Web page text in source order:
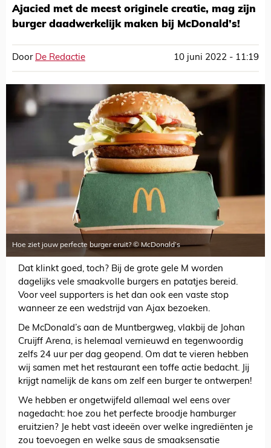
Ajacied met de meest originele creatie, mag zijn
burger daadwerkelijk maken bij McDonald’s!
Door De Redactie 10 juni 2022 - 11:19
Hoe ziet jouw perfecte burger eruit? © McDonald’s
Dat klinkt goed, toch? Bij de grote gele M worden
dagelijks vele smaakvolle burgers en patatjes bereid.
Voor veel supporters is het dan ook een vaste stop
wanneer ze een wedstrijd van Ajax bezoeken.
De McDonald’s aan de Muntbergweg, vlakbij de Johan
Cruijff Arena, is helemaal vernieuwd en tegenwoordig
zelfs 24 uur per dag geopend. Om dat te vieren hebben
wij samen met het restaurant een toffe actie bedacht. Jij
krijgt namelijk de kans om zelf een burger te ontwerpen!
We hebben er ongetwijfeld allemaal wel eens over
nagedacht: hoe zou het perfecte broodje hamburger
eruitzien? Je hebt vast ideeën over welke ingrediënten je
zou toevoegen en welke saus de smaaksensatie